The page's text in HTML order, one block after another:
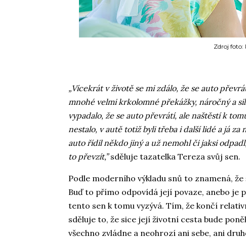
Zdroj foto:
„Vícekrát v životě se mi zdálo, že se auto
mnohé velmi krkolomné překážky, náročný a
vypadalo, že se auto převrátí, ale naštěstí k
nestalo, v autě totiž byli třeba i další lidé a já
auto řídil někdo jiný a už nemohl či jaksi
to převzít,”sděluje tazatelka Tereza svůj sen.
Podle moderního výkladu snů to znamená,
Buď to přímo odpovídá její povaze, anebo je
tento sen k tomu vyzývá. Tím, že končí
sděluje to, že sice její životní cesta bude
všechno zvládne a neohrozí ani sebe, ani